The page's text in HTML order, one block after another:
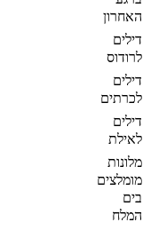
האחרון
דילים
לרודוס
דילים
לכרתים
דילים
לאילת
מלונות
מומלצים
בים
המלח